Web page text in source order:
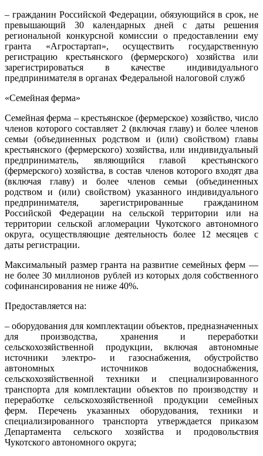
– гражданин Российской Федерации, обязующийся в срок, не
превышающий 30 календарных дней с даты решения
региональной конкурсной комиссии о предоставлении ему
гранта «Агростартап», осуществить государственную
регистрацию крестьянского (фермерского) хозяйства или
зарегистрироваться в качестве индивидуального
предпринимателя в органах Федеральной налоговой служб
«Семейная ферма»
Семейная ферма ­– крестьянское (фермерское) хозяйство, число
членов которого составляет 2 (включая главу) и более членов
семьи (объединенных родством и (или) свойством) главы
крестьянского (фермерского) хозяйства, или индивидуальный
предприниматель, являющийся главой крестьянского
(фермерского) хозяйства, в состав членов которого входят два
(включая главу) и более членов семьи (объединенных
родством и (или) свойством) указанного индивидуального
предпринимателя, зарегистрированные гражданином
Российской Федерации на сельской территории или на
территории сельской агломерации Чукотского автономного
округа, осуществляющие деятельность более 12 месяцев с
даты регистрации.
Максимальный размер гранта на развитие семейных ферм —
не более 30 миллионов рублей из которых доля собственного
софинансирования не ниже 40%.
Предоставляется на:
– оборудования для комплектации объектов, предназначенных
для производства, хранения и переработки
сельскохозяйственной продукции, включая автономные
источники электро- и газоснабжения, обустройство
автономных источников водоснабжения,
сельскохозяйственной техники и специализированного
транспорта для комплектации объектов по производству и
переработке сельскохозяйственной продукции семейных
ферм. Перечень указанных оборудования, техники и
специализированного транспорта утверждается приказом
Департамента сельского хозяйства и продовольствия
Чукотского автономного округа;